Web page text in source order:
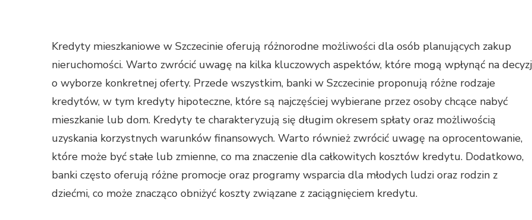
Kredyty mieszkaniowe w Szczecinie oferują różnorodne możliwości dla osób planujących zakup
nieruchomości. Warto zwrócić uwagę na kilka kluczowych aspektów, które mogą wpłynąć na
o wyborze konkretnej oferty. Przede wszystkim, banki w Szczecinie proponują różne rodzaje
kredytów, w tym kredyty hipoteczne, które są najczęściej wybierane przez osoby chcące nabyć
mieszkanie lub dom. Kredyty te charakteryzują się długim okresem spłaty oraz możliwością
uzyskania korzystnych warunków finansowych. Warto również zwrócić uwagę na oprocentowanie,
które może być stałe lub zmienne, co ma znaczenie dla całkowitych kosztów kredytu. Dodatkowo,
banki często oferują różne promocje oraz programy wsparcia dla młodych ludzi oraz rodzin z
dziećmi, co może znacząco obniżyć koszty związane z zaciągnięciem kredytu.